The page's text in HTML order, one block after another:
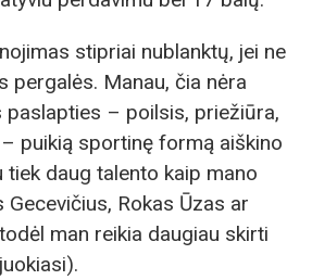
stipriai nublanktų, jei ne
pergalės. Manau, čia nėra
paslapties – poilsis, priežiūra,
puikią sportinę formą aiškino
daug talento kaip mano
Rokas Ūzas ar
man reikia daugiau skirti